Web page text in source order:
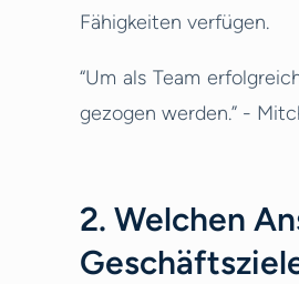
Fähigkeiten verfügen.
“Um als Team
gezogen werden.” -
2. Welchen